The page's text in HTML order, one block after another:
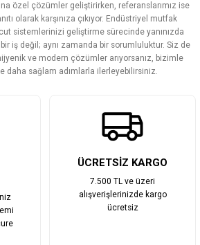
eksik bilgiler bulunuyor.
bulunuyor.
daha pahalı.
alternatifler olmalı.
özel çözümler geliştirirken, referanslarımız ise
olarak karşınıza çıkıyor. Endüstriyel mutfak
sistemlerinizi geliştirme sürecinde yanınızda
iş değil; aynı zamanda bir sorumluluktur. Siz de
ve modern çözümler arıyorsanız, bizimle
daha sağlam adımlarla ilerleyebilirsiniz.
ÜCRETSİZ KARGO
7.500 TL ve üzeri
alışverişlerinizde kargo
ücretsiz